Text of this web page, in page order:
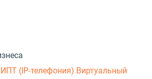
ИПТ (IP-телефония) Виртуальный